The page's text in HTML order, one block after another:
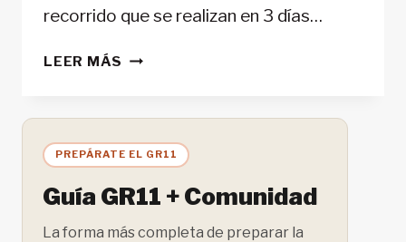
recorrido que se realizan en 3 días…
LEER MÁS ABEL
TRAIL
(NUEVA
ZELANDA)
PREPÁRATE EL GR11
Guía GR11 + Comunidad
La forma más completa de preparar la